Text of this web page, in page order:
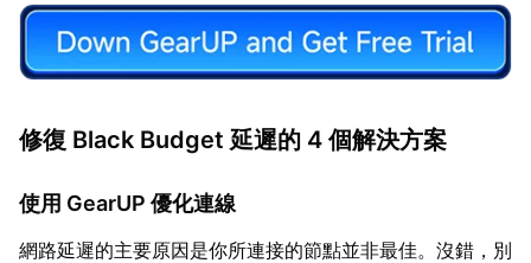
修復 Black Budget 延遲的 4 個解決方案
使用 GearUP 優化連線
網路延遲的主要原因是你所連接的節點並非最佳。沒錯，別